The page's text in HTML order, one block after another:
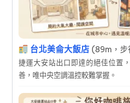
台北美侖大飯店 (89m，步
捷運大安站出口即達的絕佳位置
善，唯中央空調溫控較難掌握。